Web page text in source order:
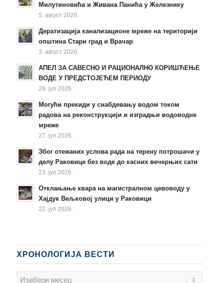
Милутиновића и Живана Панића у Железнику
5. август 2026.
Дератизација канализационе мреже на територији
општина Стари град и Врачар
3. август 2026.
АПЕЛ ЗА САВЕСНО И РАЦИОНАЛНО КОРИШЋЕЊЕ
ВОДЕ У ПРЕДСТОЈЕЋЕМ ПЕРИОДУ
29. јул 2026.
Могући прекиди у снабдевању водом током
радова на реконструкцији и изградњи водоводне
мреже
27. јул 2026.
Због отежаних услова рада на терену потрошачи у
делу Раковице без воде до касних вечерњих сати
23. јул 2026.
Отклањање квара на магистралном цевоводу у
Хајдук Вељковој улици у Раковици
22. јул 2026.
ХРОНОЛОГИЈА ВЕСТИ